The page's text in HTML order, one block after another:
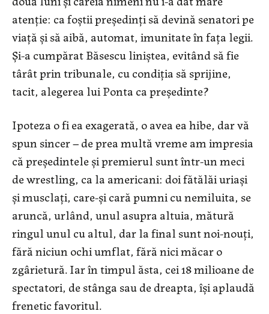
atenţie: ca foştii preşedinţi să devină senatori pe
viaţă şi să aibă, automat, imunitate în faţa legii.
Şi-a cumpărat Băsescu liniştea, evitând să fie
târât prin tribunale, cu condiţia să sprijine,
tacit, alegerea lui Ponta ca preşedinte?
Ipoteza o fi ea exagerată, o avea ea hibe, dar vă
spun sincer – de prea multă vreme am impresia
că preşedintele şi premierul sunt într-un meci
de wrestling, ca la americani: doi fătălăi uriaşi
şi musclaţi, care-şi cară pumni cu nemiluita, se
aruncă, urlând, unul asupra altuia, mătură
ringul unul cu altul, dar la final sunt noi-nouţi,
fără niciun ochi umflat, fără nici măcar o
zgârietură. Iar în timpul ăsta, cei 18 milioane de
spectatori, de stânga sau de dreapta, îşi aplaudă
frenetic favoritul.